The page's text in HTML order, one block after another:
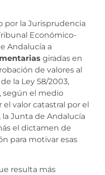
por la Jurisprudencia
Económico-
Andalucía a
giradas en
de valores al
la Ley 58/2003,
según el medio
valor catastral por el
Junta de Andalucía
el dictamen de
para motivar esas
resulta más